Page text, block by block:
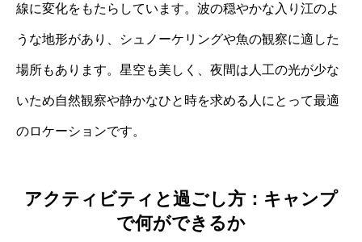
線に変化をもたらしています。波の穏やかな入り江のよ
うな地形があり、シュノーケリングや魚の観察に適した
場所もあります。星空も美しく、夜間は人工の光が少な
いため自然観察や静かなひと時を求める人にとって最適
のロケーションです。
アクティビティと過ごし方：キャンプ
で何ができるか